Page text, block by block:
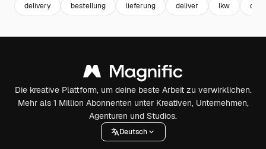
delivery bestellung lieferung deliver lkw
Die kreative Plattform, um deine beste Arbeit zu verwirklichen.
Mehr als 1 Million Abonnenten unter Kreativen, Unternehmen,
Agenturen und Studios.
Deutsch